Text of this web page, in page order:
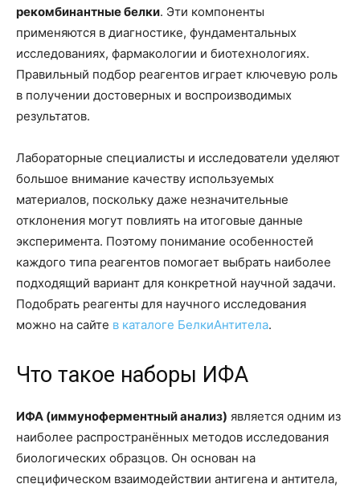
рекомбинантные белки. Эти компоненты
применяются в диагностике, фундаментальных
исследованиях, фармакологии и биотехнологиях.
Правильный подбор реагентов играет ключевую роль
в получении достоверных и воспроизводимых
результатов.
Лабораторные специалисты и исследователи уделяют
большое внимание качеству используемых
материалов, поскольку даже незначительные
отклонения могут повлиять на итоговые данные
эксперимента. Поэтому понимание особенностей
каждого типа реагентов помогает выбрать наиболее
подходящий вариант для конкретной научной задачи.
Подобрать реагенты для научного исследования
можно на сайте в каталоге БелкиАнтитела.
Что такое наборы ИФА
ИФА (иммуноферментный анализ) является одним из
наиболее распространённых методов исследования
биологических образцов. Он основан на
специфическом взаимодействии антигена и антитела,